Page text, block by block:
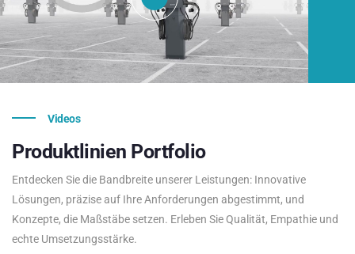
Videos
Produktlinien Portfolio
Entdecken Sie die Bandbreite unserer Leistungen: Innovative
Lösungen, präzise auf Ihre Anforderungen abgestimmt, und
Konzepte, die Maßstäbe setzen. Erleben Sie Qualität, Empathie und
echte Umsetzungsstärke.